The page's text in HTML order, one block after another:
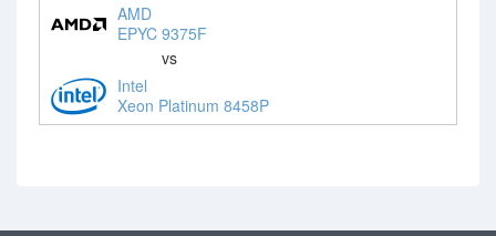
AMD
EPYC 9375F
vs
Intel
Xeon Platinum 8458P